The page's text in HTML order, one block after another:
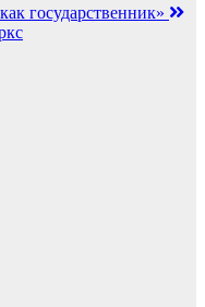
государственник»